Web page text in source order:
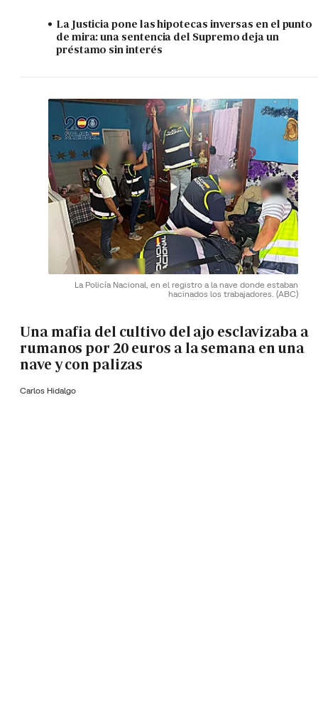
La Justicia pone las hipotecas inversas en el punto
de mira: una sentencia del Supremo deja un
préstamo sin interés
La Policía Nacional, en el registro a la nave donde estaban
hacinados los trabajadores. (ABC)
Una mafia del cultivo del ajo esclavizaba a
rumanos por 20 euros a la semana en una
nave y con palizas
Carlos Hidalgo